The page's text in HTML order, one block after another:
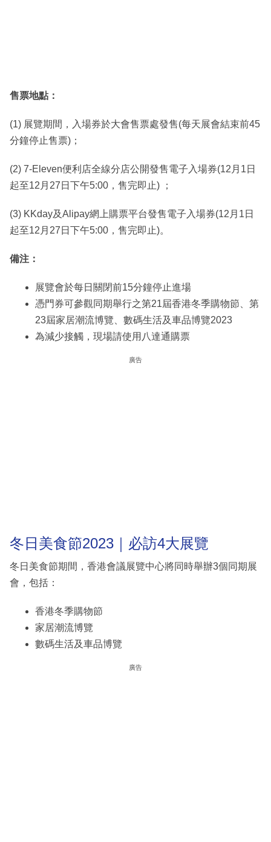
售票地點：
(1) 展覽期間，入場券於大會售票處發售(每天展會結束前45
分鐘停止售票)；
(2) 7-Eleven便利店全線分店公開發售電子入場券(12月1日
起至12月27日下午5:00，售完即止) ；
(3) KKday及Alipay網上購票平台發售電子入場券(12月1日
起至12月27日下午5:00，售完即止)。
備注：
展覽會於每日關閉前15分鐘停止進場
憑門券可參觀同期舉行之第21屆香港冬季購物節、第
23屆家居潮流博覽、數碼生活及車品博覽2023
為減少接觸，現場請使用八達通購票
廣告
冬日美食節2023｜必訪4大展覽
冬日美食節期間，香港會議展覽中心將同時舉辦3個同期展
會，包括：
香港冬季購物節
家居潮流博覽
數碼生活及車品博覽
廣告